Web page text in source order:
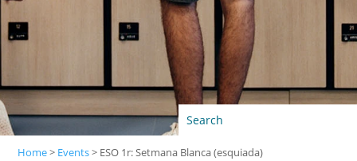
Home> Events> ESO 1r: Setmana Blanca (esquiada)